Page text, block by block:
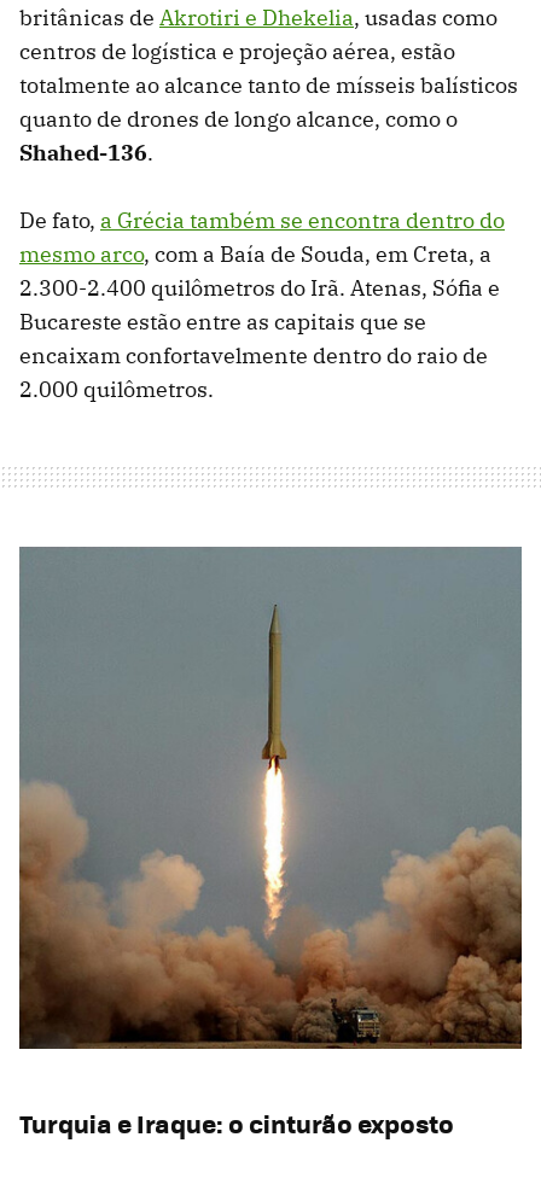
britânicas de Akrotiri e Dhekelia, usadas como
centros de logística e projeção aérea, estão
totalmente ao alcance tanto de mísseis balísticos
quanto de drones de longo alcance, como o
Shahed-136.
De fato, a Grécia também se encontra dentro do
mesmo arco, com a Baía de Souda, em Creta, a
2.300-2.400 quilômetros do Irã. Atenas, Sófia e
Bucareste estão entre as capitais que se
encaixam confortavelmente dentro do raio de
2.000 quilômetros.
Turquia e Iraque: o cinturão exposto